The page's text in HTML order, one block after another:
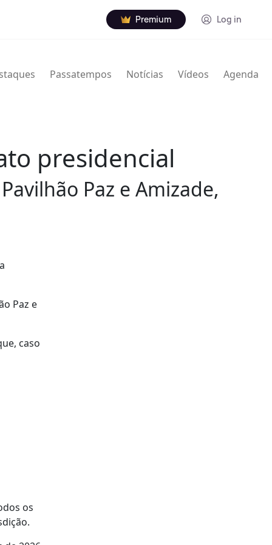
Premium Log in
Passatempos Notícias Vídeos Agenda
presidencial
Paz e Amizade,
Paz e
caso
os